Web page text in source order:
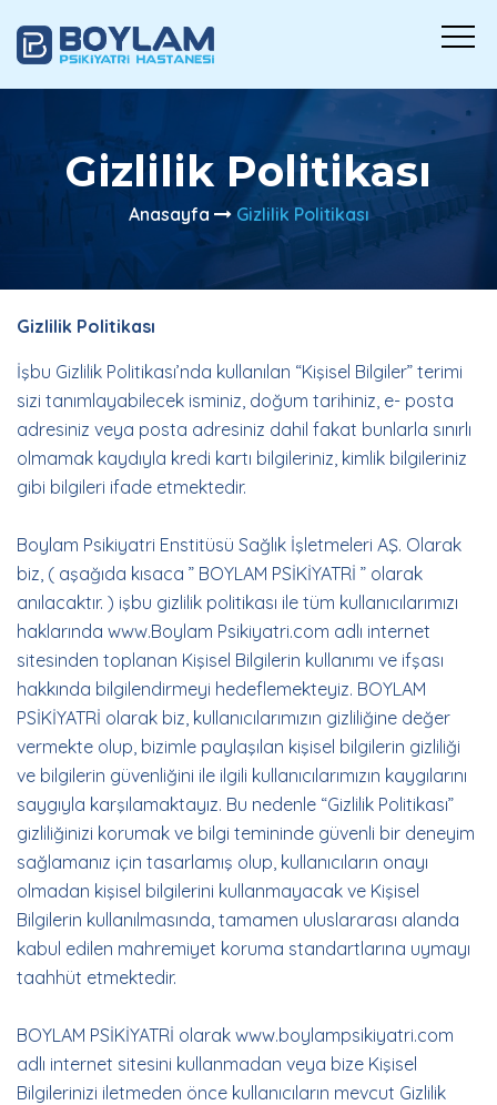
Gizlilik Politikası
Anasayfa Gizlilik Politikası
Gizlilik Politikası
İşbu Gizlilik Politikası’nda kullanılan “Kişisel Bilgiler” terimi
sizi tanımlayabilecek isminiz, doğum tarihiniz, e- posta
adresiniz veya posta adresiniz dahil fakat bunlarla sınırlı
olmamak kaydıyla kredi kartı bilgileriniz, kimlik bilgileriniz
gibi bilgileri ifade etmektedir.
Boylam Psikiyatri Enstitüsü Sağlık İşletmeleri AŞ. Olarak
biz, ( aşağıda kısaca ” BOYLAM PSİKİYATRİ ” olarak
anılacaktır. ) işbu gizlilik politikası ile tüm kullanıcılarımızı
haklarında www.Boylam Psikiyatri.com adlı internet
sitesinden toplanan Kişisel Bilgilerin kullanımı ve ifşası
hakkında bilgilendirmeyi hedeflemekteyiz. BOYLAM
PSİKİYATRİ olarak biz, kullanıcılarımızın gizliliğine değer
vermekte olup, bizimle paylaşılan kişisel bilgilerin gizliliği
ve bilgilerin güvenliğini ile ilgili kullanıcılarımızın kaygılarını
saygıyla karşılamaktayız. Bu nedenle “Gizlilik Politikası”
gizliliğinizi korumak ve bilgi temininde güvenli bir deneyim
sağlamanız için tasarlamış olup, kullanıcıların onayı
olmadan kişisel bilgilerini kullanmayacak ve Kişisel
Bilgilerin kullanılmasında, tamamen uluslararası alanda
kabul edilen mahremiyet koruma standartlarına uymayı
taahhüt etmektedir.
BOYLAM PSİKİYATRİ olarak www.boylampsikiyatri.com
adlı internet sitesini kullanmadan veya bize Kişisel
Bilgilerinizi iletmeden önce kullanıcıların mevcut Gizlilik